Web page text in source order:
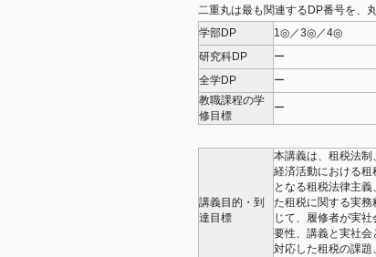
二重丸は最も関連するDP番号を、
学部DP
1◎／3◎／4◎
研究科DP
ー
全学DP
ー
教職課程の学
修目標
ー
講義目的・到
達目標
本講義は、租税法制
経済活動における
となる租税法律主
た租税に関する実
じて、履修者が実
要性、講義と実社
対応した租税の課